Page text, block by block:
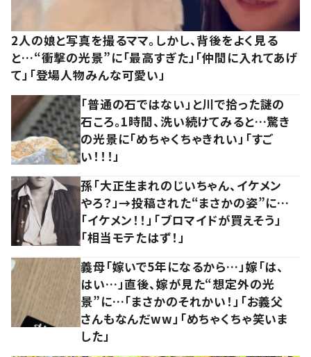
2人の娘と写真を撮るママ。しかし、背後をよく見る
と…“衝撃の光景”に「最高すぎた」「仲間に入れてあげ
て」「登場人物みんな可愛い」
「普通の石ではない」と川で拾った謎の
石ころ。1時間、洗い続けてみると…驚き
の光景に「めちゃくちゃきれい」「すご
い！！！」
孫「大正生まれのじいちゃん、イケメン
やろ？」→投稿された“まさかの姿”に…
「イケメン！！」「ブロマイドが買えそう」
「相当モテたはず！」
義母「嫁いで5年になるから…」嫁「は、
はい…」直後、嫁が見た“想定外の光
景”に…「まさかのそれかい！」「お義父
さんもなんだww」「めちゃくちゃ笑いま
した」